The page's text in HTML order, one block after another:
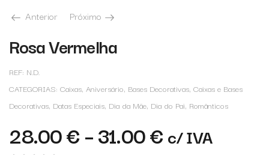
Anterior
Próximo
Rosa Vermelha
REF: N.D.
CATEGORIAS: Caixas, Aniversário, Bases Decorativas, Caixas e Bases
Decorativas, Datas Especiais, Dia da Mãe, Dia do Pai, Românticos
28.00€–31.00€ c/ IVA